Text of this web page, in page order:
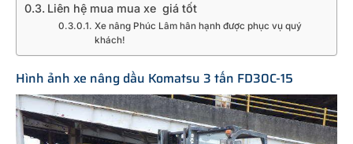
Liên hệ mua mua xe giá tốt
Xe nâng Phúc Lâm hân hạnh được phục vụ quý
khách!
Hình ảnh xe nâng dầu Komatsu 3 tấn FD30C-15